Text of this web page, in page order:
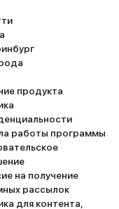
отбегать
сделана
то всё
от Shelby,
очень
продукта
работы программы
на получение
рассылок
для контента,